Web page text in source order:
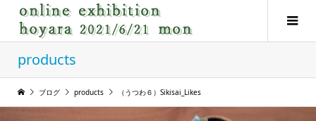
products
ブログ products （うつわ６）Sikisai_Likes